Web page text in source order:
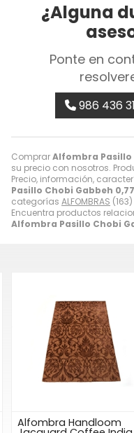
ComprarAlfombra Pasillo
su precio con nosotros.
Precio, información,
Pasillo Chobi Gabbeh
categorías ALFOMBRAS
Encuentra productos
Alfombra Pasillo Chobi
¿Alguna
Ponte en
986 436
Alfombra Handloom